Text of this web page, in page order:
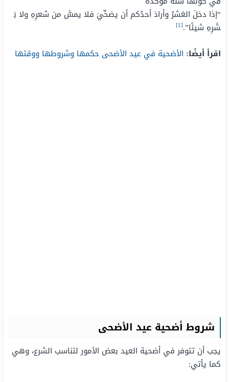
“إذا دخلَ العَشرُوأرادَأحدُكم أن يضحِّيَ فلا يمسَّ من شعرِهِ ولا بَ
شَرِهِ شيئًا”.[1]
اقرأ أيضًا: الأضحية في عيد الأضحى حكمها وشروطها ووقتها
شروط أضحية عيد الأضحى
يجب أن تتوفر في أضحية العيد بعض الأمور لتناسب الشرع، وهي
كما يأتي: